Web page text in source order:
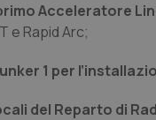
Acceleratore
e Rapid Arc;
1 per
del Reparto di